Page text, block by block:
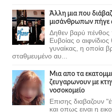
Άλλη μια που
μισάνθρωπων πήγε
Δηθεν βαρύ
Ευβοίας ο
γυναίκας, η οποία
σταθμευμένο αυ...
Μια απο τα
ζευγαρωνουν με
νοσοκομείο
Επισης διαβαζουν
και οπως ειναι η